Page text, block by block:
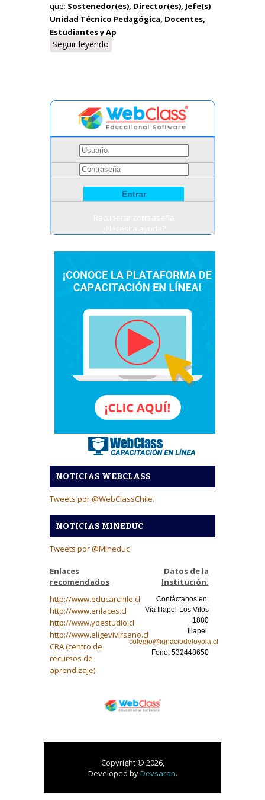
que: Sostenedor(es), Director(es), Jefe(s)
Unidad Técnico Pedagógica, Docentes,
Estudiantes y Ap
Seguir leyendo
NOTICIAS WEBCLASS
Tweets por @WebClassChile.
NOTICIAS MINEDUC
Tweets por @Mineduc
Enlaces
recomendados
http://www.educarchile.cl
http://www.enlaces.cl
http://www.yoestudio.cl
http://www.eligevivirsano.cl
CRA (centro de
recursos de
aprendizaje)
Datos de la
Institución:
Contáctanos en:
Vía Illapel-Los Vilos
1880
Illapel
colegio@ignaciodeloyola.cl
Fono: 532448650
Copyright © 2026,
Developed byDevsaran.